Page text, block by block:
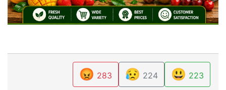
223
😃
224
😥
283
😡